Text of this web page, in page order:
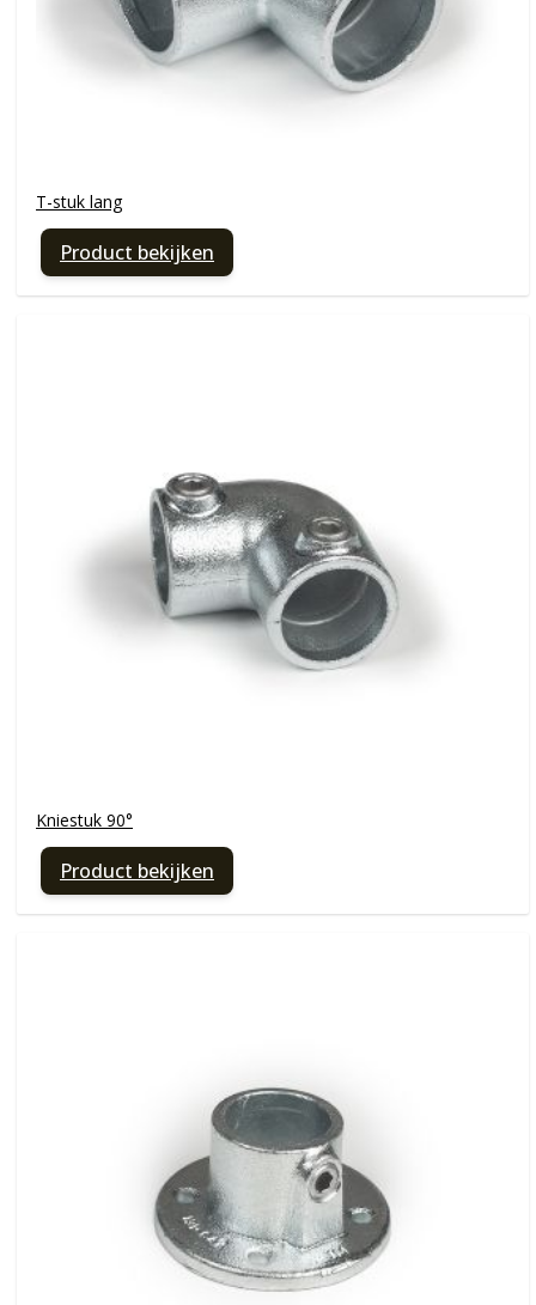
T-stuk lang
Product bekijken
Kniestuk 90°
Product bekijken